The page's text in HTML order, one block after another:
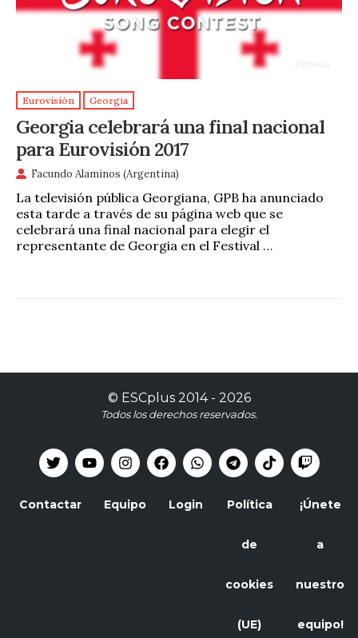
Eurovisión Georgia
Georgia celebrará una final nacional
para Eurovisión 2017
Facundo Alaminos (Argentina)
La televisión pública Georgiana, GPB ha anunciado
esta tarde a través de su página web que se
celebrará una final nacional para elegir el
representante de Georgia en el Festival …
© ESCplus2014 - 2026
Todos los derechos reservados.
Contactar Equipo Login Política
de
cookies
(UE)
¡Únete
a
nuestro
equipo!